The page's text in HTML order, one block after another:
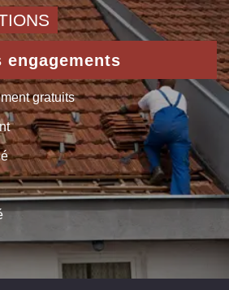
engagements
gratuits